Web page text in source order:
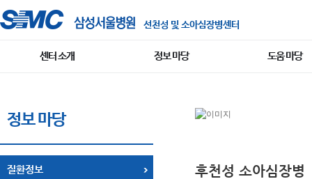
선천성 및 소아심장병센터
센터 소개 정보 마당 도움 마당
정보 마당
질환정보 후천성 소아심장병